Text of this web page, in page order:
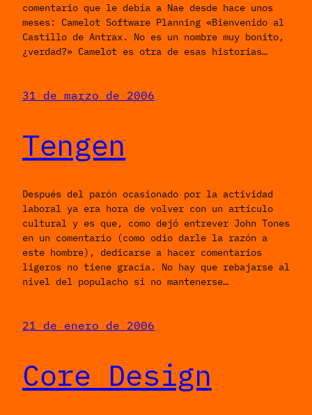
comentario que le debía a Nae desde hace unos
meses: Camelot Software Planning «Bienvenido al
Castillo de Antrax. No es un nombre muy bonito,
¿verdad?» Camelot es otra de esas historias…
31 de marzo de 2006
Tengen
Después del parón ocasionado por la actividad
laboral ya era hora de volver con un artículo
cultural y es que, como dejó entrever John Tones
en un comentario (como odio darle la razón a
este hombre), dedicarse a hacer comentarios
ligeros no tiene gracia. No hay que rebajarse al
nivel del populacho si no mantenerse…
21 de enero de 2006
Core Design